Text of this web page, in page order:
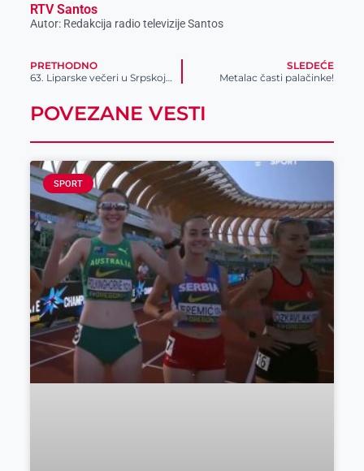
RTV Santos
Autor: Redakcija radio televizije Santos
PRETHODNO
63. Liparske večeri u Srpskoj Crnji
SLEDEĆE
Metalac časti palačinke!
POVEZANE VESTI
SPORT